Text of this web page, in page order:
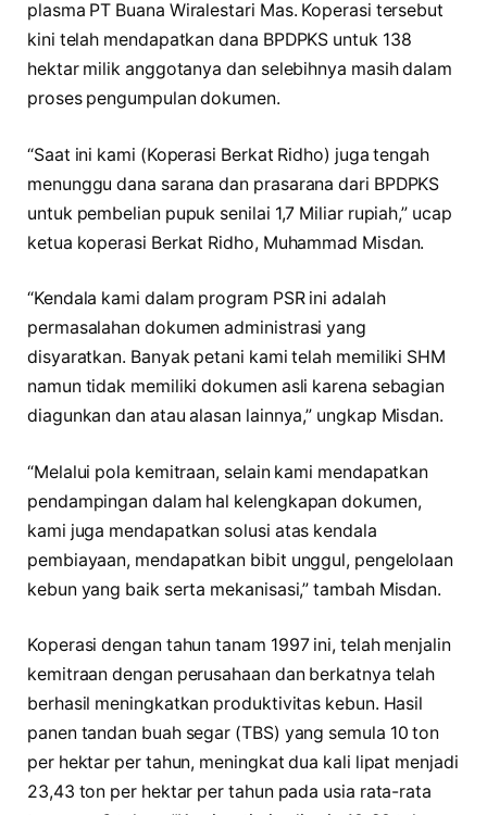
plasma PT Buana Wiralestari Mas. Koperasi tersebut
kini telah mendapatkan dana BPDPKS untuk 138
hektar milik anggotanya dan selebihnya masih dalam
proses pengumpulan dokumen.
“Saat ini kami (Koperasi Berkat Ridho) juga tengah
menunggu dana sarana dan prasarana dari BPDPKS
untuk pembelian pupuk senilai 1,7 Miliar rupiah,” ucap
ketua koperasi Berkat Ridho, Muhammad Misdan.
“Kendala kami dalam program PSR ini adalah
permasalahan dokumen administrasi yang
disyaratkan. Banyak petani kami telah memiliki SHM
namun tidak memiliki dokumen asli karena sebagian
diagunkan dan atau alasan lainnya,” ungkap Misdan.
“Melalui pola kemitraan, selain kami mendapatkan
pendampingan dalam hal kelengkapan dokumen,
kami juga mendapatkan solusi atas kendala
pembiayaan, mendapatkan bibit unggul, pengelolaan
kebun yang baik serta mekanisasi,” tambah Misdan.
Koperasi dengan tahun tanam 1997 ini, telah menjalin
kemitraan dengan perusahaan dan berkatnya telah
berhasil meningkatkan produktivitas kebun. Hasil
panen tandan buah segar (TBS) yang semula 10 ton
per hektar per tahun, meningkat dua kali lipat menjadi
23,43 ton per hektar per tahun pada usia rata-rata